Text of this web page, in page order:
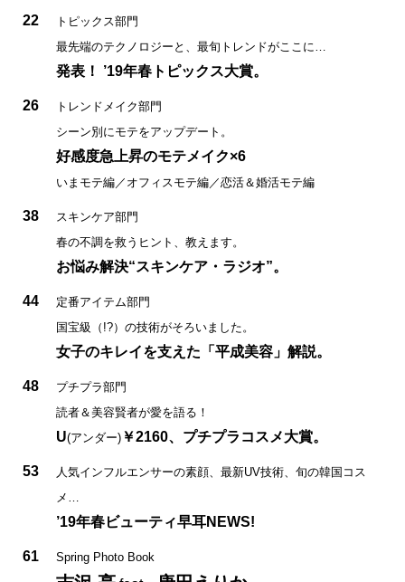
22
トピックス部門
最先端のテクノロジーと、最旬トレンドがここに…
発表！ ’19年春トピックス大賞。
26
トレンドメイク部門
シーン別にモテをアップデート。
好感度急上昇のモテメイク×6
いまモテ編／オフィスモテ編／恋活＆婚活モテ編
38
スキンケア部門
春の不調を救うヒント、教えます。
お悩み解決“スキンケア・ラジオ”。
44
定番アイテム部門
国宝級（!?）の技術がそろいました。
女子のキレイを支えた「平成美容」解説。
48
プチプラ部門
読者＆美容賢者が愛を語る！
U(アンダー) ￥2160、プチプラコスメ大賞。
53
人気インフルエンサーの素顔、最新UV技術、旬の韓国コス
メ…
’19年春ビューティ早耳NEWS!
61 Spring Photo Book